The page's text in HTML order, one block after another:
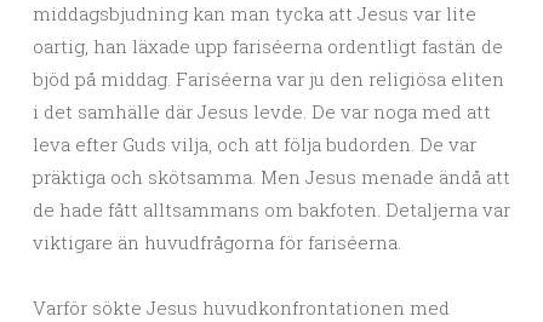
middagsbjudning kan man tycka att Jesus var lite
oartig, han läxade upp fariséerna ordentligt fastän de
bjöd på middag. Faríséerna var ju den religiösa eliten
i det samhälle där Jesus levde. De var noga med att
leva efter Guds vilja, och att följa budorden. De var
präktiga och skötsamma. Men Jesus menade ändå att
de hade fått alltsammans om bakfoten. Detaljerna var
viktigare än huvudfrågorna för fariséerna.
Varför sökte Jesus huvudkonfrontationen med